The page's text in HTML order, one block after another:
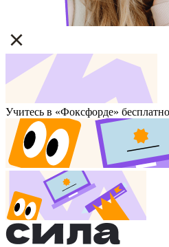
Учитесь в «Фоксфорде» бесплатно